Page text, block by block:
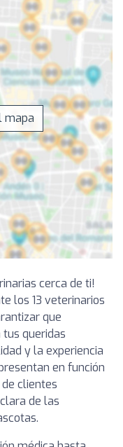
mapa
cerca de ti!
los 13 veterinarios
que
queridas
y la experiencia
en función
clientes
de las